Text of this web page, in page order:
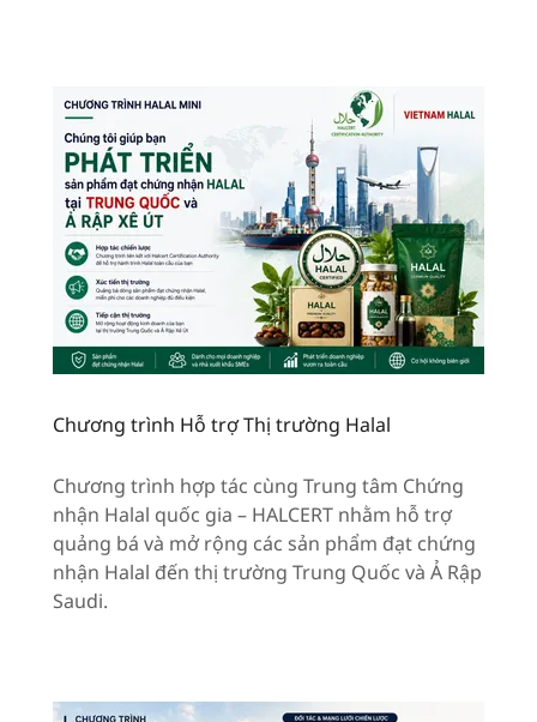
Chương trình Hỗ trợ Thị trường Halal
Chương trình hợp tác cùng Trung tâm Chứng
nhận Halal quốc gia – HALCERT nhằm hỗ trợ
quảng bá và mở rộng các sản phẩm đạt chứng
nhận Halal đến thị trường Trung Quốc và Ả Rập
Saudi.